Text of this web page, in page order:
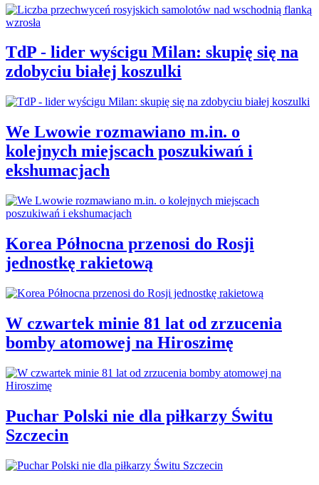
TdP - lider wyścigu Milan: skupię się na
zdobyciu białej koszulki
We Lwowie rozmawiano m.in. o
kolejnych miejscach poszukiwań i
ekshumacjach
Korea Północna przenosi do Rosji
jednostkę rakietową
W czwartek minie 81 lat od zrzucenia
bomby atomowej na Hiroszimę
Puchar Polski nie dla piłkarzy Świtu
Szczecin